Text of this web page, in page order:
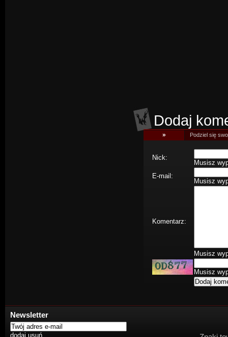
Dodaj
» Podziel się
Nick:
Musisz
E-mail:
Musisz
Komentarz:
Musisz
Musisz
Newsletter